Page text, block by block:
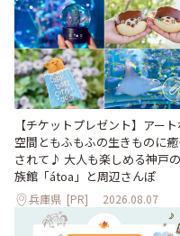
【チケットプレゼント】アート
空間ともふもふの生きものに
されて♪ 大人も楽しめる神戸
族館「átoa」と周辺さんぽ
兵庫県 [PR] 2026.08.07